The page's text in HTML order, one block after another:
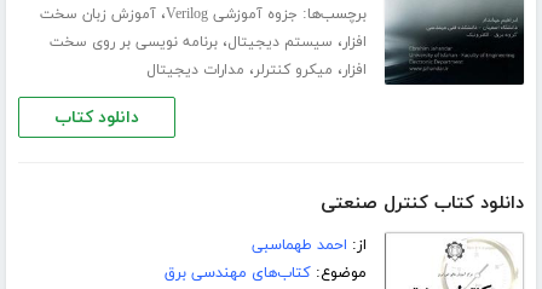
برچسب‌ها: جزوه آموزشی Verilog ،آموزش زبان سخت
افزار، سیستم دیجیتال،برنامه نویسی بر روی سخت
افزار، میکرو کنترلر، مدارات دیجیتال
دانلود کتاب
دانلود کتاب کنترل صنعتی
از: احمد طهماسبی
موضوع:کتاب‌های مهندسی برق